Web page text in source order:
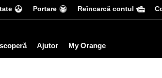
Portare Reîncarcă contul
Ajutor My Orange